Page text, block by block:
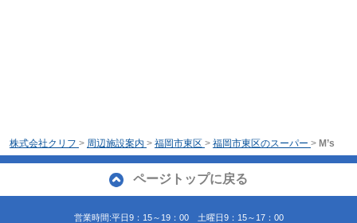
株式会社クリフ > 周辺施設案内 > 福岡市東区 > 福岡市東区のスーパー > M’s
ページトップに戻る
営業時間:平日9：15～19：00 土曜日9：15～17：00